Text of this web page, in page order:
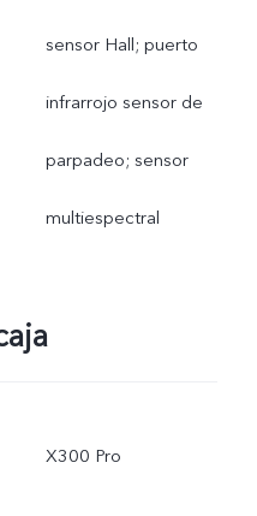
sensor Hall; puerto
infrarrojo sensor de
parpadeo; sensor
multiespectral
X300 Pro